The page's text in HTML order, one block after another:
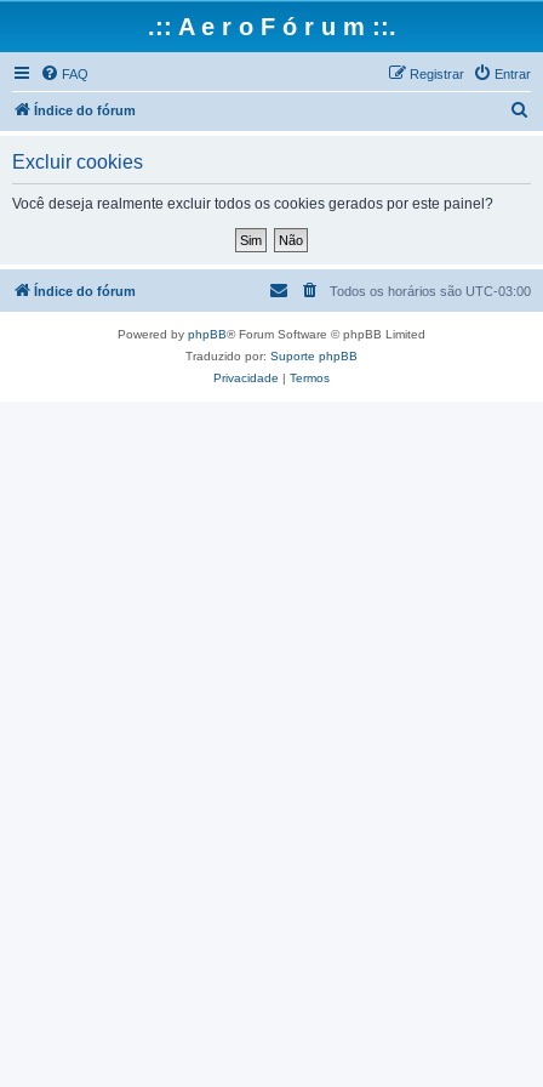
.:: A e r o F ó r u m ::.
FAQ Entrar
Registrar
Índice do fórum
a
Excluir cookies
Você deseja realmente excluir todos os cookies gerados por este painel?
Índice do fórum Todos os horários são UTC-03:00
Powered by phpBB® Forum Software © phpBB Limited
Traduzido por: Suporte phpBB
Privacidade | Termos